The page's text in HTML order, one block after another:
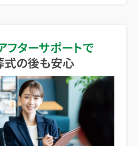
フターサポートで
式の後も安心